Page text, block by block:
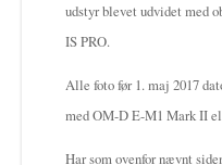
udstyr blevet udvidet med
IS PR​O.
Alle foto før 1. maj 2017
med OM-D E-M1 Mark II
Har som ovenfor nævnt